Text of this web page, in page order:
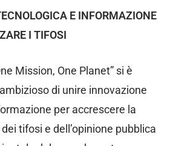
E INFORMAZIONE
I TIFOSI
Mission, One Planet” si è
di unire innovazione
per accrescere la
tifosi e dell’opinione pubblica